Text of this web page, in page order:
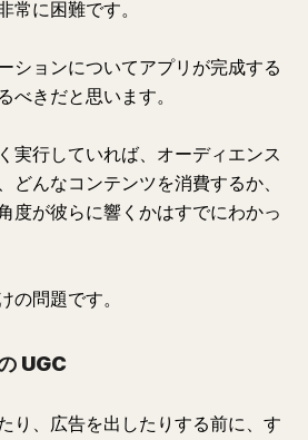
常に困難です。
ションについてアプリが完成する
べきだと思います。
実行していれば、オーディエンス
どんなコンテンツを消費するか、
度が彼らに響くかはすでにわかっ
の問題です。
UGC
り、広告を出したりする前に、す